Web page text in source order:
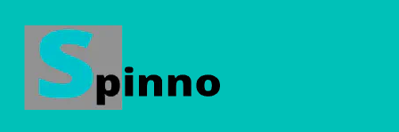
Tällä sivulla voit lukea lisää startup-yrittäjyydestä ja
kaikesta siitä, mitä yritystoimintaan kuuluu.